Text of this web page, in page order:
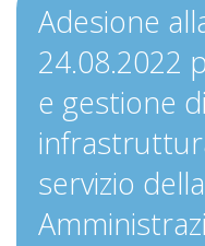
Adesione
24.08.2022
e gestione
servizio